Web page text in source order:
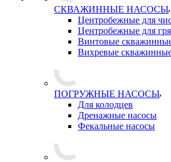
СКВАЖИННЫЕ НАСОСЫ
Центробежные для
Центробежные для
Винтовые
Вихревые
ПОГРУЖНЫЕ НАСОСЫ
Для колодцев
Дренажные насосы
Фекальные насосы